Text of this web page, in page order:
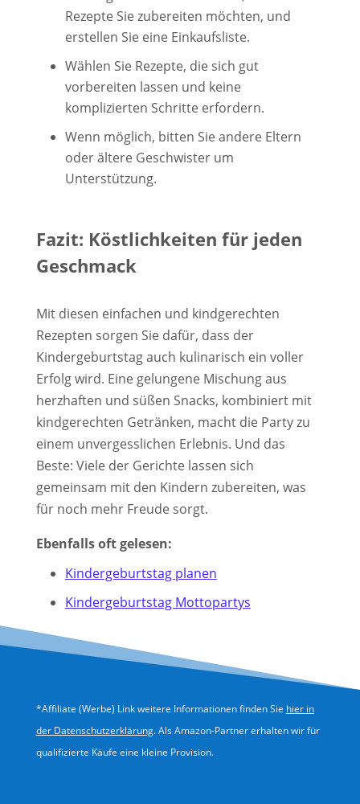
Rezepte Sie zubereiten möchten, und
erstellen Sie eine Einkaufsliste.
Wählen Sie Rezepte, die sich gut
vorbereiten lassen und keine
komplizierten Schritte erfordern.
Wenn möglich, bitten Sie andere Eltern
oder ältere Geschwister um
Unterstützung.
Fazit: Köstlichkeiten für jeden
Geschmack
Mit diesen einfachen und kindgerechten
Rezepten sorgen Sie dafür, dass der
Kindergeburtstag auch kulinarisch ein voller
Erfolg wird. Eine gelungene Mischung aus
herzhaften und süßen Snacks, kombiniert mit
kindgerechten Getränken, macht die Party zu
einem unvergesslichen Erlebnis. Und das
Beste: Viele der Gerichte lassen sich
gemeinsam mit den Kindern zubereiten, was
für noch mehr Freude sorgt.
Ebenfalls oft gelesen:
Kindergeburtstag planen
Kindergeburtstag Mottopartys
*Affiliate (Werbe) Link weitere Informationen finden Sie hier in
der Datenschutzerklärung. Als Amazon-Partner erhalten wir für
qualifizierte Käufe eine kleine Provision.